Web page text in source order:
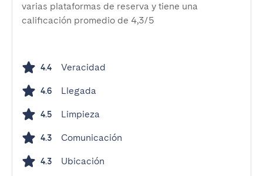
varias plataformas de reserva y tiene una
calificación promedio de 4,3/5
4.4 Veracidad
4.6 Llegada
4.5 Limpieza
4.3 Comunicación
4.3 Ubicación